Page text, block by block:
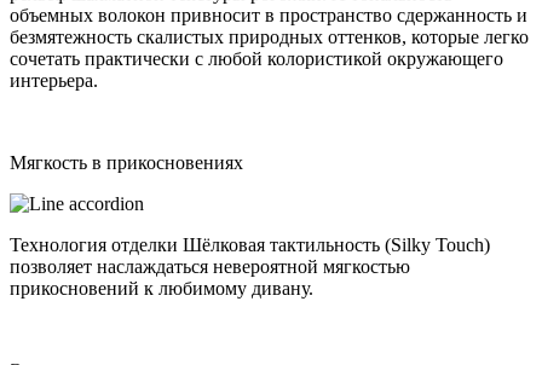
объемных волокон привносит в пространство сдержанность и
безмятежность скалистых природных оттенков, которые легко
сочетать практически с любой колористикой окружающего
интерьера.
Мягкость в прикосновениях
Технология отделки Шёлковая тактильность (Silky Touch)
позволяет наслаждаться невероятной мягкостью
прикосновений к любимому дивану.